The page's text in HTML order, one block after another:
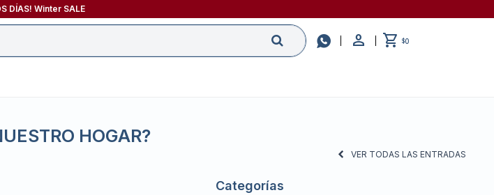
DÍAS! Winter SALE
 $0
HOGAR?
VER TODAS LAS ENTRADAS
Categorías